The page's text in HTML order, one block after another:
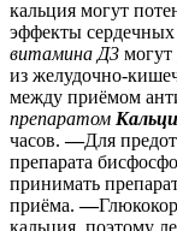
кальция могут
эффекты
витамина Д3 могут
из желудочно-
между приёмом
препаратом
часов.—Для
препарата
принимать
приёма.—
кальция, поэтому